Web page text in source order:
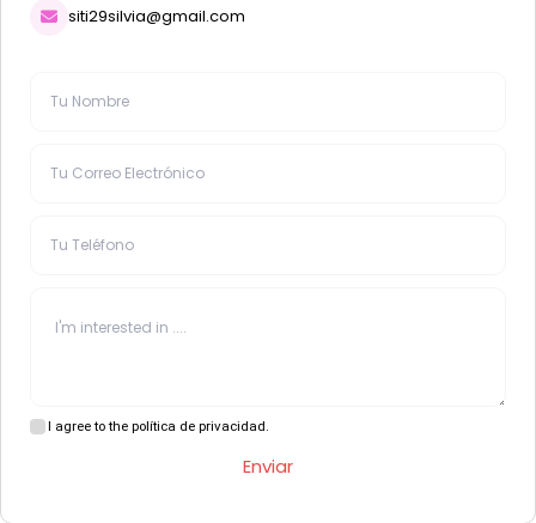
siti29silvia@gmail.com
I agree to the política de privacidad.
Enviar